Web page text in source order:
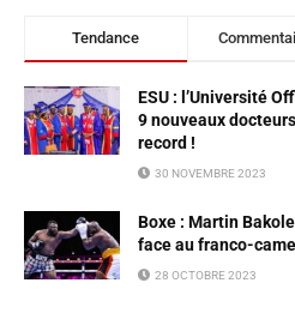
Tendance
ESU : l’Université
9 nouveaux
record !
30 NOVEMBRE 2023
Boxe : Martin
face au franco-
28 OCTOBRE 2023